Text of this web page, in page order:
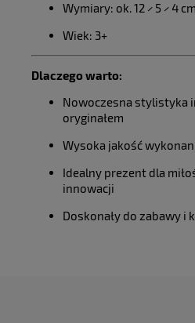
Wymiary: ok. 12 × 5 × 4 cm
Wiek: 3+
Dlaczego warto:
Nowoczesna stylistyka
oryginałem
Wysoka jakość
Idealny prezent dla
innowacji
Doskonały do zabawy i